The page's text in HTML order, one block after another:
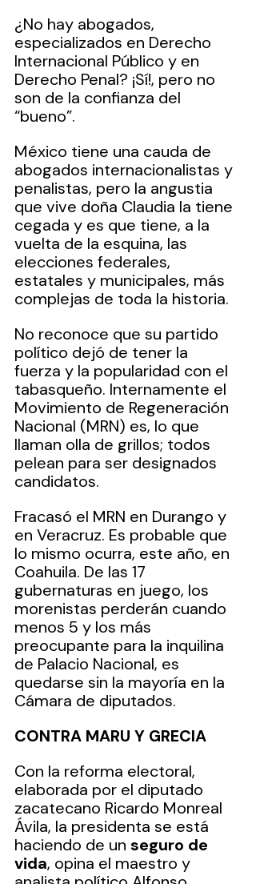
¿No hay abogados,
especializados en Derecho
Internacional Público y en
Derecho Penal? ¡Sí!, pero no
son de la confianza del
“bueno”.
México tiene una cauda de
abogados internacionalistas y
penalistas, pero la angustia
que vive doña Claudia la tiene
cegada y es que tiene, a la
vuelta de la esquina, las
elecciones federales,
estatales y municipales, más
complejas de toda la historia.
No reconoce que su partido
político dejó de tener la
fuerza y la popularidad con el
tabasqueño. Internamente el
Movimiento de Regeneración
Nacional (MRN) es, lo que
llaman olla de grillos; todos
pelean para ser designados
candidatos.
Fracasó el MRN en Durango y
en Veracruz. Es probable que
lo mismo ocurra, este año, en
Coahuila. De las 17
gubernaturas en juego, los
morenistas perderán cuando
menos 5 y los más
preocupante para la inquilina
de Palacio Nacional, es
quedarse sin la mayoría en la
Cámara de diputados.
CONTRA MARU Y GRECIA
Con la reforma electoral,
elaborada por el diputado
zacatecano Ricardo Monreal
Ávila, la presidenta se está
haciendo de un seguro de
vida, opina el maestro y